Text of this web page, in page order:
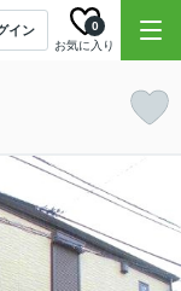
イン
お気に入り
0